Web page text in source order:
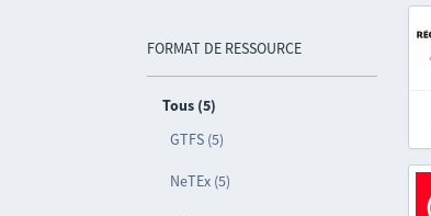
FORMAT DE RESSOURCE
Tous (5)
GTFS (5)
NeTEx (5)